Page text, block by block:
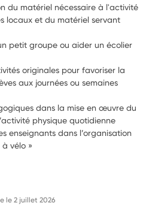
du matériel nécessaire à l'activité
locaux et du matériel servant
petit groupe ou aider un écolier
originales pour favoriser la
aux journées ou semaines
dans la mise en œuvre du
physique quotidienne
enseignants dans l’organisation
vélo »
le2 juillet 2026